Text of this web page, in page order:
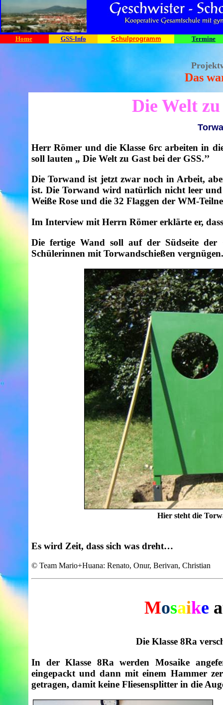
Home GSS-Info Schulprogramm Termine
Das
Die Welt
Herr Römer und die Klasse 6rc arbeiten in
soll lauten „ Die Welt zu Gast bei der GSS.’’
Die Torwand ist jetzt zwar noch in Arbeit,
ist. Die Torwand wird natürlich nicht leer und
Weiße Rose und die 32 Flaggen der WM-
Im Interview mit Herrn Römer erklärte er,
Die fertige Wand soll auf der Südseite
Schülerinnen mit Torwandschießen vergnügen.
Hier steht die
Es wird Zeit, dass sich was dreht…
© Team Mario+Huana: Renato, Onur, Berivan, Christian
Mosaike
Die Klasse 8Ra
In der Klasse 8Ra werden Mosaike
eingepackt und dann mit einem Hammer
getragen, damit keine Fliesensplitter in die